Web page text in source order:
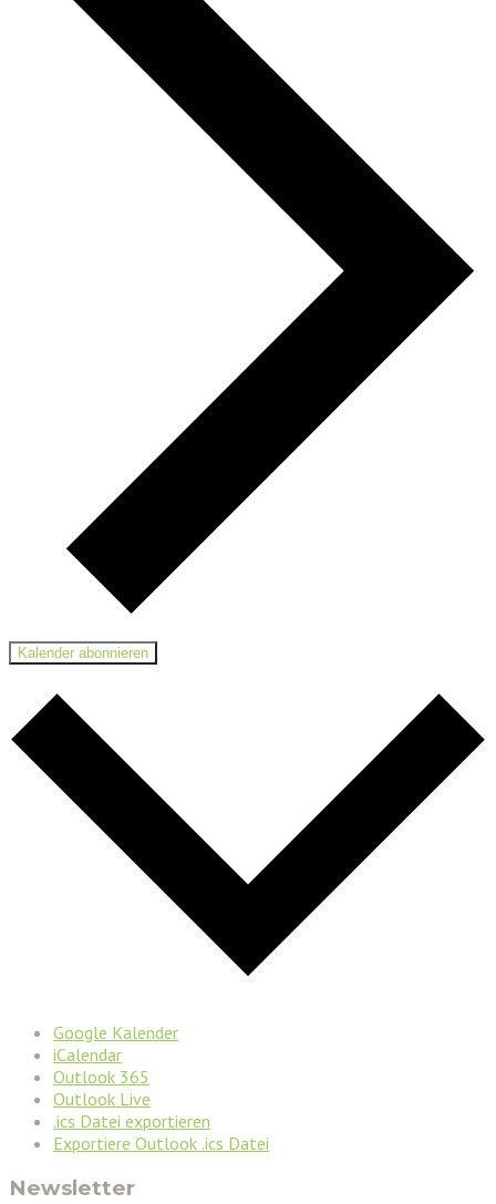
Kalender abonnieren
Google Kalender
iCalendar
Outlook 365
Outlook Live
.ics Datei exportieren
Exportiere Outlook .ics Datei
Newsletter